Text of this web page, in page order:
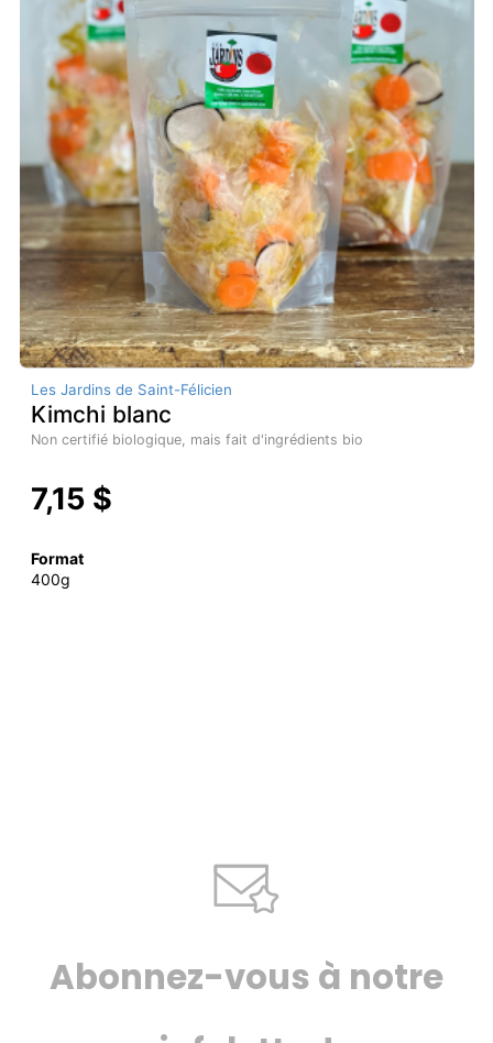
Les Jardins de Saint-Félicien
Kimchi blanc
Non certifié biologique, mais fait d'ingrédients bio
7,15 $
Format
400g
Abonnez-vous à notre